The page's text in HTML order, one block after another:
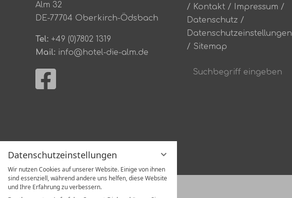
Datenschutzeinstellungen
Wir nutzen Cookies auf unserer Website. Einige von ihnen
sind essenziell, während andere uns helfen, diese Website
und Ihre Erfahrung zu verbessern.
Alm 32
DE-77704 Oberkirch-Ödsbach
Tel: +49 (0)7802 1319
Mail: info@hotel-die-alm.de
/ Kontakt/ Impressum /
Datenschutz /
Datenschutzeinstellungen
/ Sitemap
Suchbegriff